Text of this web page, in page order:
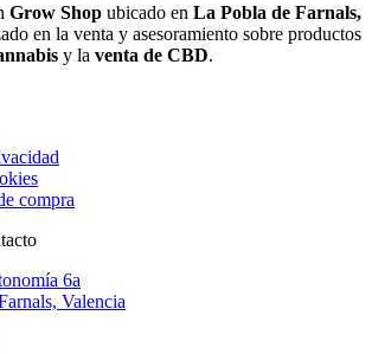
Grow Shop ubicado en La Pobla de Farnals,
en la venta y asesoramiento sobre productos
y la venta de CBD.
compra
6a
Valencia